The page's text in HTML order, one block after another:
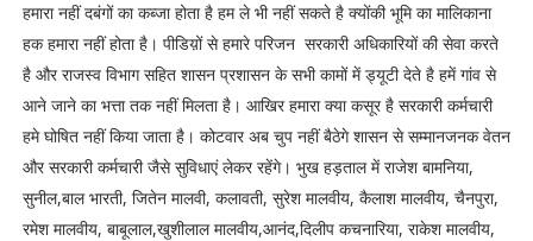
हमारा नहीं दबंगों का कब्जा होता है हम ले भी नहीं सकते है क्योंकी भूमि का मालिकाना
हक हमारा नहीं होता है। पीडिय़ों से हमारे परिजन सरकारी अधिकारियों की सेवा करते
है और राजस्व विभाग सहित शासन प्रशासन के सभी कामों में ड्यूटी देते है हमें गांव से
आने जाने का भत्ता तक नहीं मिलता है। आखिर हमारा क्या कसूर है सरकारी कर्मचारी
हमे घोषित नहीं किया जाता है। कोटवार अब चुप नहीं बैठेगे शासन से सम्मानजनक वेतन
और सरकारी कर्मचारी जैसे सुविधाएं लेकर रहेंगे। भुख हड़ताल में राजेश बामनिया,
सुनील,बाल भारती, जितेन मालवी, कलावती, सुरेश मालवीय, कैलाश मालवीय, चैनपुरा,
रमेश मालवीय, बाबूलाल,खुशीलाल मालवीय,आनंद,दिलीप कचनारिया, राकेश मालवीय,